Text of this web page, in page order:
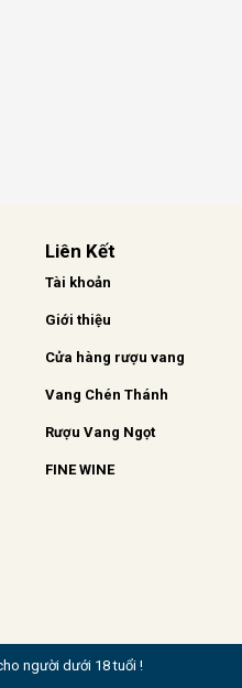
Liên Kết
Tài khoản
Giới thiệu
Cửa hàng rượu vang
Vang Chén Thánh
Rượu Vang Ngọt
FINE WINE
người dưới 18 tuổi !